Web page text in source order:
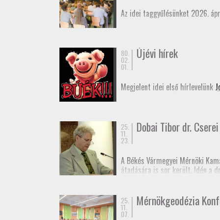
Az idei taggyűlésünket 2026.
80.
02.
01.
Újévi hírek
Megjelent idei első hírlevelünk
Boldog Új Évet Kívánunk a
25.
11.
23.
Dobai Tibor dr.
A Békés Vármegyei Mérnöki
átadására is sor került. Idén a
Dr. Cserei Pál a Békés
Gratulálunk!
25.
11.
07.
Mérnökgeodézia